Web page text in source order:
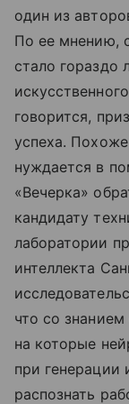
один из
По ее мнению,
стало гораздо
говорится,
успеха.
нуждается в
«Вечерка»
кандидату
лаборатории
интеллекта
что со
на которые
при генерации
распознать